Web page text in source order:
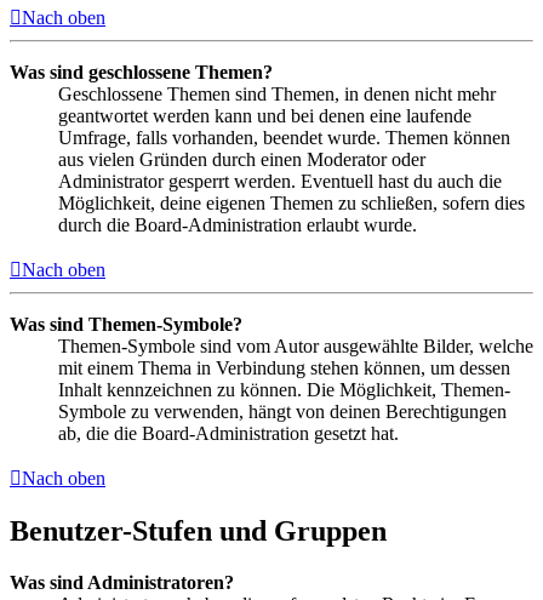
Nach oben
Was sind geschlossene Themen?
Geschlossene Themen sind Themen, in denen nicht mehr
geantwortet werden kann und bei denen eine laufende
Umfrage, falls vorhanden, beendet wurde. Themen können
aus vielen Gründen durch einen Moderator oder
Administrator gesperrt werden. Eventuell hast du auch die
Möglichkeit, deine eigenen Themen zu schließen, sofern dies
durch die Board-Administration erlaubt wurde.
Nach oben
Was sind Themen-Symbole?
Themen-Symbole sind vom Autor ausgewählte Bilder, welche
mit einem Thema in Verbindung stehen können, um dessen
Inhalt kennzeichnen zu können. Die Möglichkeit, Themen-
Symbole zu verwenden, hängt von deinen Berechtigungen
ab, die die Board-Administration gesetzt hat.
Nach oben
Benutzer-Stufen und Gruppen
Was sind Administratoren?